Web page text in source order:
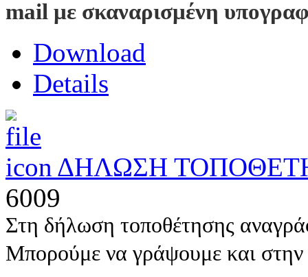
mail με σκαναρισμένη
Download
Details
ΔΗΛΩΣΗ
6009
Στη δήλωση τοποθέτησης
Μπορούμε να γράψουμε και